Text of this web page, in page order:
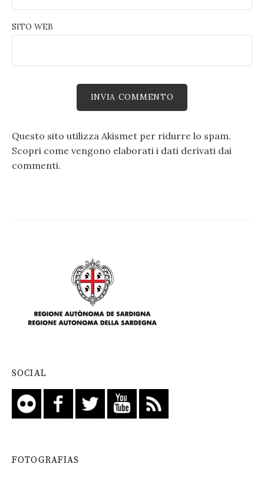
SITO WEB
Questo sito utilizza Akismet per ridurre lo spam.
Scopri come vengono elaborati i dati derivati dai
commenti.
SOCIAL
FOTOGRAFIAS